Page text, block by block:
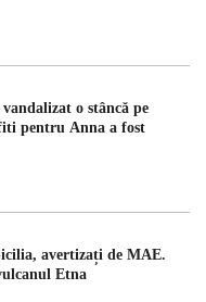
o stâncă pe
pentru Anna a fost
avertizați de MAE.
Etna